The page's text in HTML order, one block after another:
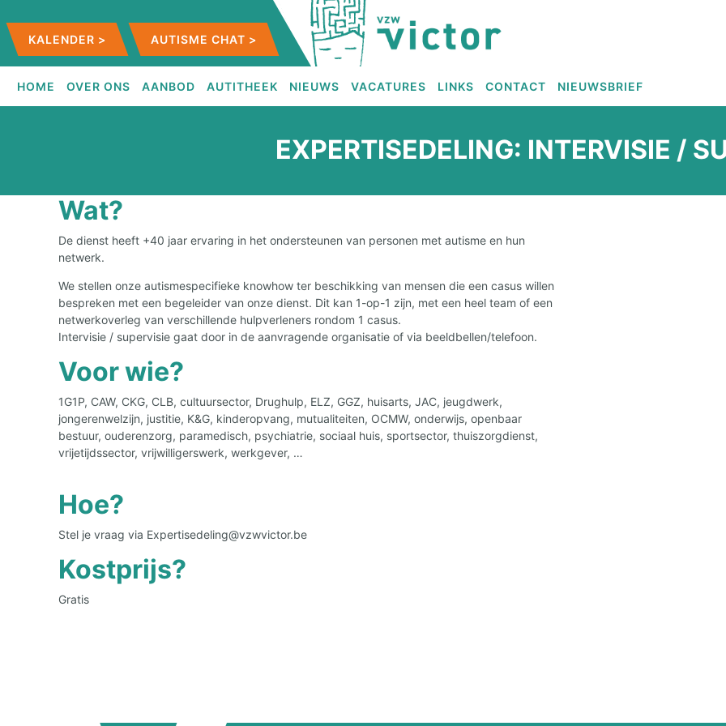
KALENDER > AUTISME CHAT >
HOME OVER ONS AANBOD AUTITHEEK NIEUWS VACATURES LINKS CONTACT NIEUWSBRIEF
EXPERTISEDELING: INTERVISIE /
Wat?
De dienst heeft +40 jaar ervaring in het ondersteunen van personen met autisme en hun
netwerk.
We stellen onze autismespecifieke knowhow ter beschikking van mensen die een casus willen
bespreken met een begeleider van onze dienst. Dit kan 1-op-1 zijn, met een heel team of een
netwerkoverleg van verschillende hulpverleners rondom 1 casus.
Intervisie / supervisie gaat door in de aanvragende organisatie of via beeldbellen/telefoon.
Voor wie?
1G1P, CAW, CKG, CLB, cultuursector, Drughulp, ELZ, GGZ, huisarts, JAC, jeugdwerk,
jongerenwelzijn, justitie, K&G, kinderopvang, mutualiteiten, OCMW, onderwijs, openbaar
bestuur, ouderenzorg, paramedisch, psychiatrie, sociaal huis, sportsector, thuiszorgdienst,
vrijetijdssector, vrijwilligerswerk, werkgever, …
Hoe?
Stel je vraag via Expertisedeling@vzwvictor.be
Kostprijs?
Gratis